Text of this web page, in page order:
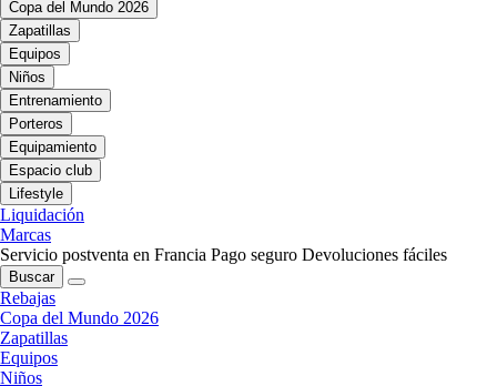
Copa del Mundo 2026
Zapatillas
Equipos
Niños
Entrenamiento
Porteros
Equipamiento
Espacio club
Lifestyle
Liquidación
Marcas
Servicio postventa en Francia Pago seguro Devoluciones fáciles
Buscar
Rebajas
Copa del Mundo 2026
Zapatillas
Equipos
Niños